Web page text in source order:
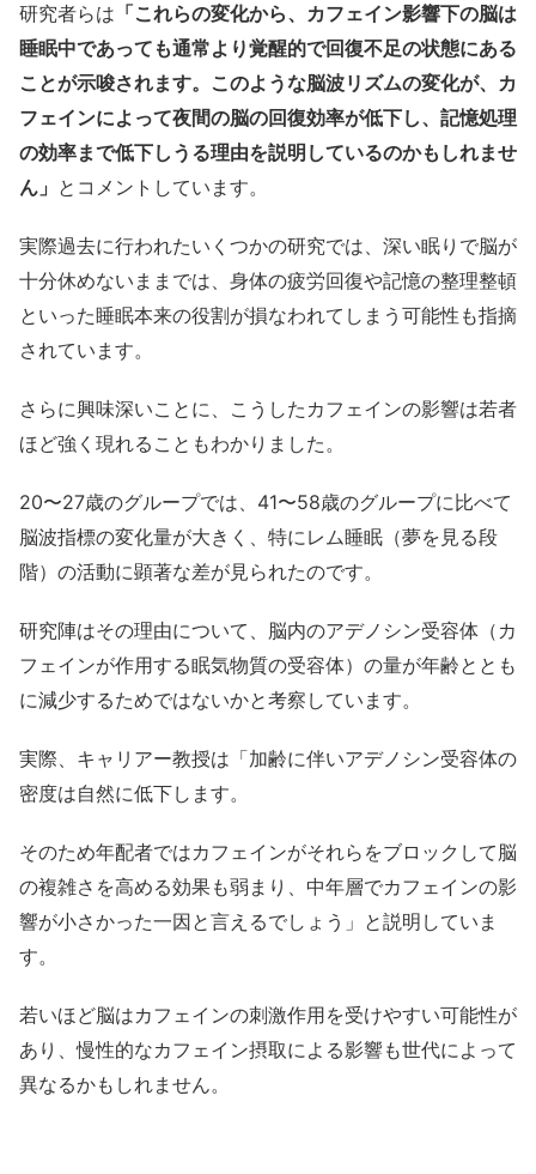
研究者らは 「これらの変化から、カフェイン影響下の脳は
睡眠中であっても通常より覚醒的で回復不足の状態にある
ことが示唆されます。このような脳波リズムの変化が、カ
フェインによって夜間の脳の回復効率が低下し、記憶処理
の効率まで低下しうる理由を説明しているのかもしれませ
ん」 とコメントしています。
実際過去に行われたいくつかの研究では、深い眠りで脳が
十分休めないままでは、身体の疲労回復や記憶の整理整頓
といった睡眠本来の役割が損なわれてしまう可能性も指摘
されています。
さらに興味深いことに、こうしたカフェインの影響は若者
ほど強く現れることもわかりました。
20〜27歳のグループでは、41〜58歳のグループに比べて
脳波指標の変化量が大きく、特にレム睡眠（夢を見る段
階）の活動に顕著な差が見られたのです。
研究陣はその理由について、脳内のアデノシン受容体（カ
フェインが作用する眠気物質の受容体）の量が年齢ととも
に減少するためではないかと考察しています。
実際、キャリアー教授は「加齢に伴いアデノシン受容体の
密度は自然に低下します。
そのため年配者ではカフェインがそれらをブロックして脳
の複雑さを高める効果も弱まり、中年層でカフェインの影
響が小さかった一因と言えるでしょう」と説明していま
す。
若いほど脳はカフェインの刺激作用を受けやすい可能性が
あり、慢性的なカフェイン摂取による影響も世代によって
異なるかもしれません。